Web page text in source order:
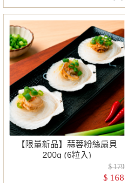
【限量新品】蒜蓉粉絲扇貝
200g (6粒入)
$ 179
$ 168